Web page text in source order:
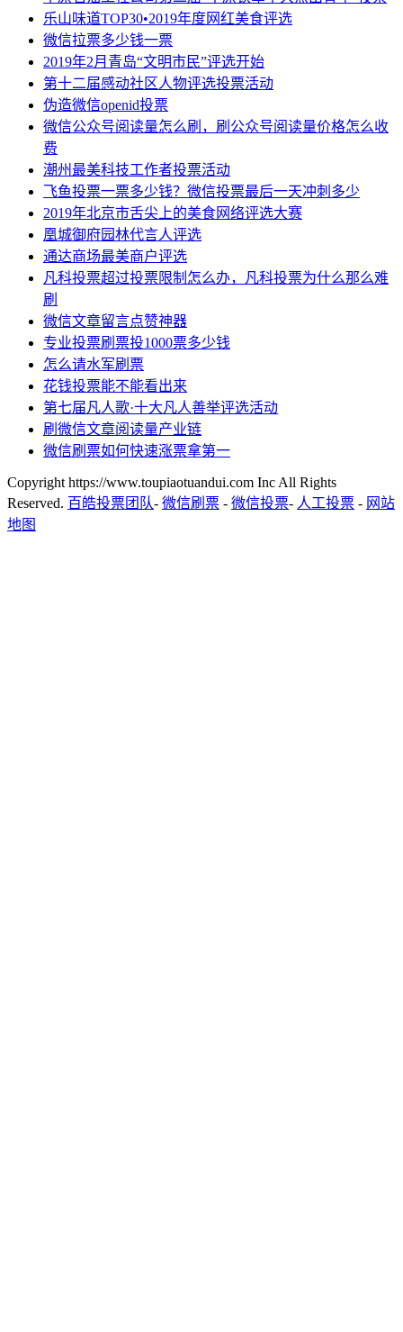
乐山味道TOP30•2019年度网红美食评选
微信拉票多少钱一票
2019年2月青岛“文明市民”评选开始
第十二届感动社区人物评选投票活动
伪造微信openid投票
微信公众号阅读量怎么刷，刷公众号阅读量价格怎么收
费
潮州最美科技工作者投票活动
飞鱼投票一票多少钱？微信投票最后一天冲刺多少
2019年北京市舌尖上的美食网络评选大赛
凰城御府园林代言人评选
通达商场最美商户评选
凡科投票超过投票限制怎么办，凡科投票为什么那么难
刷
微信文章留言点赞神器
专业投票刷票投1000票多少钱
怎么请水军刷票
花钱投票能不能看出来
第七届凡人歌·十大凡人善举评选活动
刷微信文章阅读量产业链
微信刷票如何快速涨票拿第一
Copyright https://www.toupiaotuandui.com Inc All Rights
Reserved. 百皓投票团队- 微信刷票 - 微信投票- 人工投票 - 网站
地图